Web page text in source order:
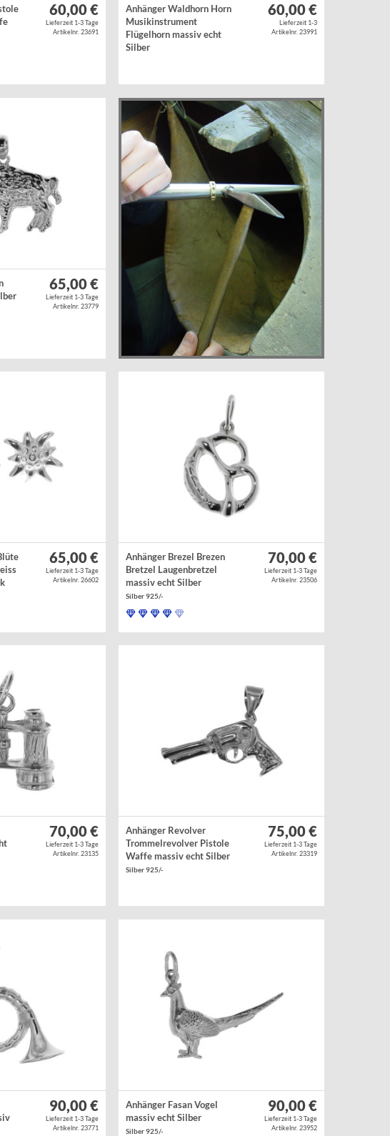
60,00 €
Lieferzeit 1-3 Tage
Artikelnr. 23691
Anhänger Waldhorn Horn
Musikinstrument
Flügelhorn massiv echt
Silber
60,00 €
Lieferzeit 1-3
Artikelnr. 23991
65,00 €
Lieferzeit 1-3 Tage
Artikelnr. 23779
65,00 €
Lieferzeit 1-3 Tage
Artikelnr. 26602
Anhänger Brezel Brezen
Bretzel Laugenbretzel
massiv echt Silber
Silber 925/-
70,00 €
Lieferzeit 1-3 Tage
Artikelnr. 23506
70,00 €
Lieferzeit 1-3 Tage
Artikelnr. 23135
Anhänger Revolver
Trommelrevolver Pistole
Waffe massiv echt Silber
Silber 925/-
75,00 €
Lieferzeit 1-3 Tage
Artikelnr. 23319
90,00 €
Lieferzeit 1-3 Tage
Artikelnr. 23771
Anhänger Fasan Vogel
massiv echt Silber
Silber 925/-
90,00 €
Lieferzeit 1-3 Tage
Artikelnr. 23952